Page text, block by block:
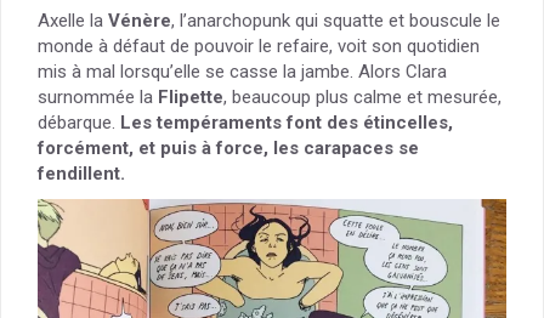
Axelle la Vénère, l’anarchopunk qui squatte et bouscule le
monde à défaut de pouvoir le refaire, voit son quotidien
mis à mal lorsqu’elle se casse la jambe. Alors Clara
surnommée la Flipette, beaucoup plus calme et mesurée,
débarque. Les tempéraments font des étincelles,
forcément, et puis à force, les carapaces se
fendillent.